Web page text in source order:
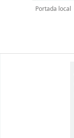
Portada local